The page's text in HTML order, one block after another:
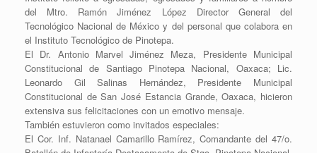
del Mtro. Ramón Jiménez López Director General del
Tecnológico Nacional de México y del personal que colabora en
el Instituto Tecnológico de Pinotepa.
El Dr. Antonio Marvel Jiménez Meza, Presidente Municipal
Constitucional de Santiago Pinotepa Nacional, Oaxaca; Lic.
Leonardo Gil Salinas Hernández, Presidente Municipal
Constitucional de San José Estancia Grande, Oaxaca, hicieron
extensiva sus felicitaciones con un emotivo mensaje.
También estuvieron como invitados especiales:
El Cor. Inf. Natanael Camarillo Ramírez, Comandante del 47/o.